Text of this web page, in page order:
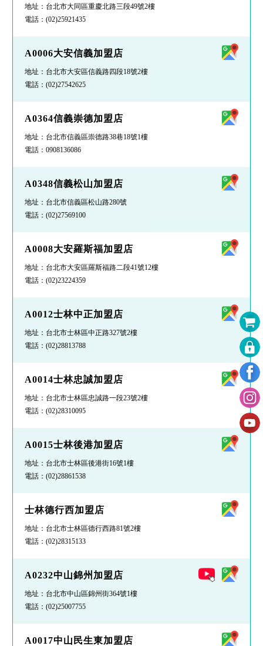
地址：台北市大同區重慶北路三段49號2樓
電話： (02)25921435
A0006大安信義加盟店
地址：台北市大安區信義路四段18號2樓
電話： (02)27542625
A0364信義崇德加盟店
地址：台北市信義區崇德路38巷18號1樓
電話： 0908136086
A0348信義松山加盟店
地址：台北市信義區松山路280號
電話： (02)27569100
A0008大安羅斯福加盟店
地址：台北市大安區羅斯福路二段41號12樓
電話： (02)23224359
A0012士林中正加盟店
地址：台北市士林區中正路327號2樓
電話： (02)28813788
A0014士林忠誠加盟店
地址：台北市士林區忠誠路一段23號2樓
電話： (02)28310095
A0015士林後港加盟店
地址：台北市士林區後港街16號1樓
電話： (02)28861538
士林德行西加盟店
地址：台北市士林區德行西路81號2樓
電話： (02)28315133
A0232中山錦州加盟店
地址：台北市中山區錦州街364號1樓
電話： (02)25007755
A0017中山民生東加盟店